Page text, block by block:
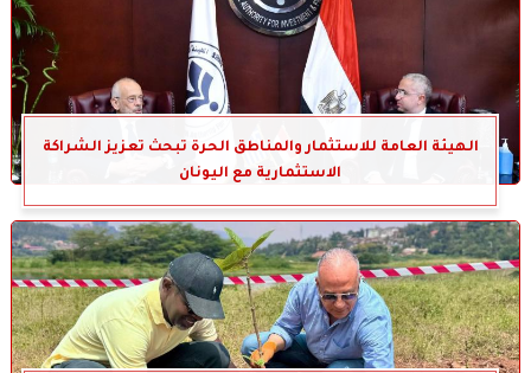
الهيئة العامة للاستثمار والمناطق الحرة تبحث تعزيز الشراكة
الاستثمارية مع اليونان